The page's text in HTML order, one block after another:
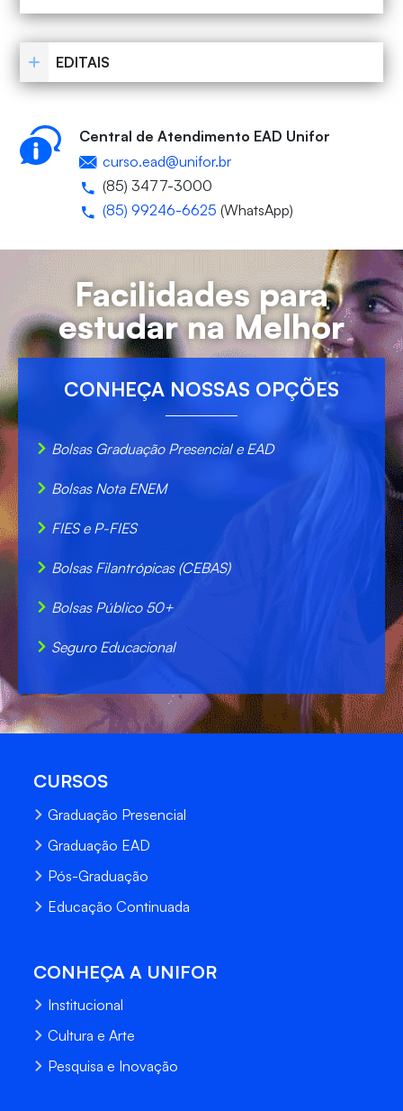
EDITAIS
Central de Atendimento EAD Unifor
curso.ead@unifor.br
(85) 3477-3000
(85) 99246-6625 (WhatsApp)
Facilidades para
estudar na Melhor
CONHEÇA NOSSAS OPÇÕES
Bolsas Graduação Presencial e EAD
Bolsas Nota ENEM
FIES e P-FIES
Bolsas Filantrópicas (CEBAS)
Bolsas Público 50+
Seguro Educacional
CURSOS
Graduação Presencial
Graduação EAD
Pós-Graduação
Educação Continuada
CONHEÇA A UNIFOR
Institucional
Cultura e Arte
Pesquisa e Inovação